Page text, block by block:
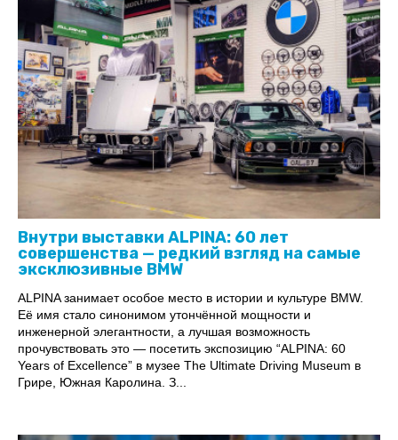
Внутри выставки ALPINA: 60 лет
совершенства — редкий взгляд на самые
эксклюзивные BMW
ALPINA занимает особое место в истории и культуре BMW.
Её имя стало синонимом утончённой мощности и
инженерной элегантности, а лучшая возможность
прочувствовать это — посетить экспозицию “ALPINA: 60
Years of Excellence” в музее The Ultimate Driving Museum в
Грире, Южная Каролина. З...